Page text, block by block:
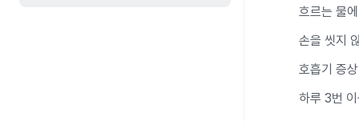
흐르는 물
손을 씻지
호흡기 증
하루 3번